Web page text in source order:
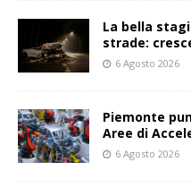
La bella
strade:
6 Agosto 2026
Piemonte
Aree di
6 Agosto 2026